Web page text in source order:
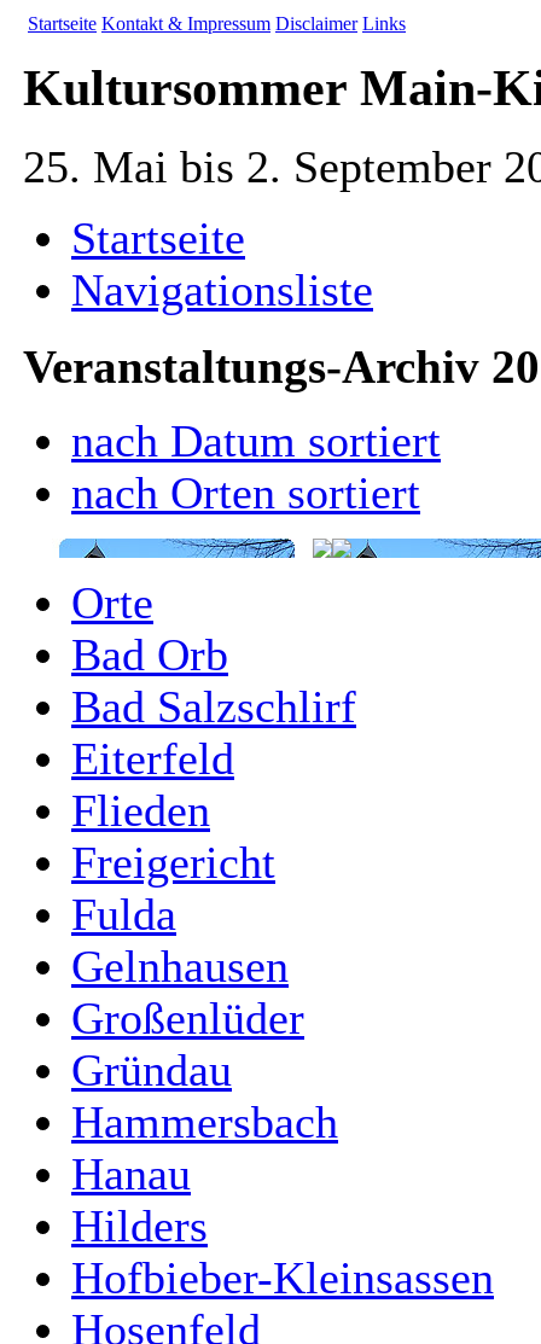
Startseite Kontakt & Impressum Disclaimer Links
Kultursommer Main-
25. Mai bis 2. September
Startseite
Navigationsliste
Veranstaltungs-Archiv
nach Datum sortiert
nach Orten sortiert
Orte
Bad Orb
Bad Salzschlirf
Eiterfeld
Flieden
Freigericht
Fulda
Gelnhausen
Großenlüder
Gründau
Hammersbach
Hanau
Hilders
Hofbieber-Kleinsassen
Hosenfeld